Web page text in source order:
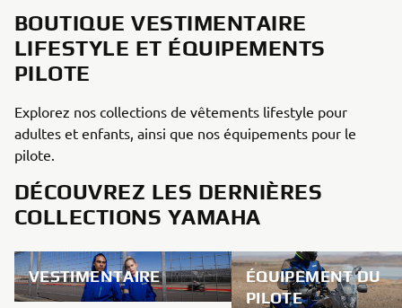
BOUTIQUE VESTIMENTAIRE
LIFESTYLE ET ÉQUIPEMENTS
PILOTE
Explorez nos collections de vêtements lifestyle pour
adultes et enfants, ainsi que nos équipements pour le
pilote.
DÉCOUVREZ LES DERNIÈRES
COLLECTIONS YAMAHA
VESTIMENTAIRE
ÉQUIPEMENT DU
PILOTE